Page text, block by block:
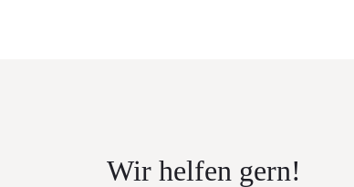
Wir helfen gern!